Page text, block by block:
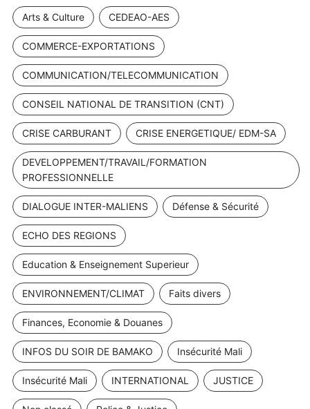
Arts & Culture CEDEAO-AES
COMMERCE-EXPORTATIONS
COMMUNICATION/TELECOMMUNICATION
CONSEIL NATIONAL DE TRANSITION (CNT)
CRISE CARBURANT CRISE ENERGETIQUE/ EDM-SA
DEVELOPPEMENT/TRAVAIL/FORMATION
PROFESSIONNELLE
DIALOGUE INTER-MALIENS Défense & Sécurité
ECHO DES REGIONS
Education & Enseignement Superieur
ENVIRONNEMENT/CLIMAT Faits divers
Finances, Economie & Douanes
INFOS DU SOIR DE BAMAKO Insécurité Mali
Insécurité Mali INTERNATIONAL JUSTICE